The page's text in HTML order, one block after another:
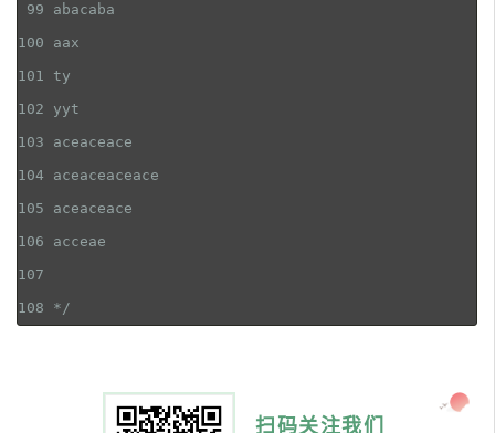
99
100
101
102
103
104
105
106
107
108
*/
扫码关注我们